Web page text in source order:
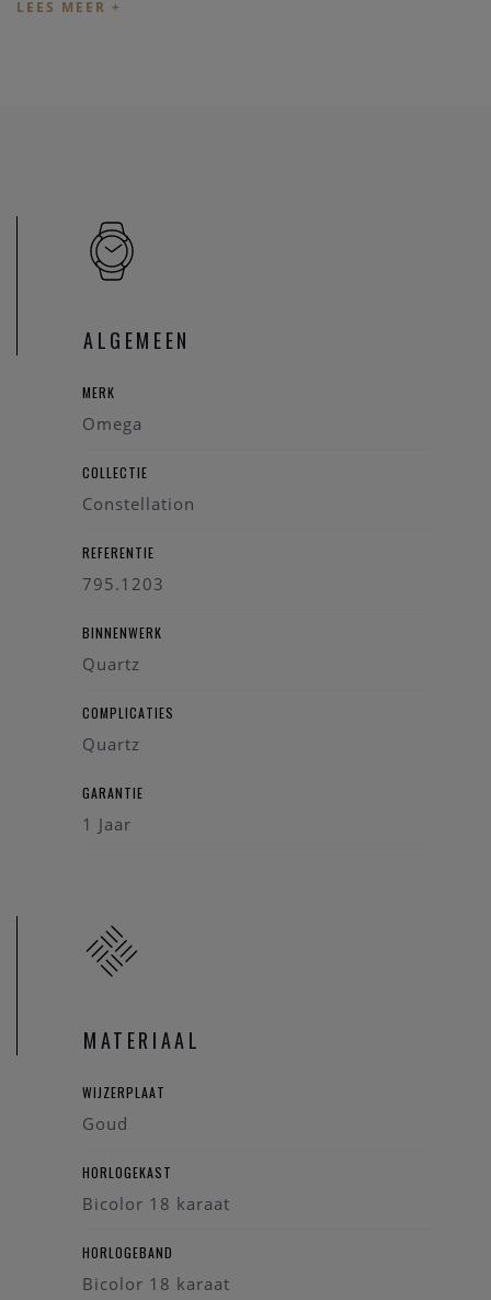
Heeft u verder vragen ivm de aankoop van dit horloge of
wenst u meer informatie ivm de collectie van Omega, kan u
contact
Onze referentie: 90271/999
ALGEMEEN
MERK
Omega
COLLECTIE
Constellation
REFERENTIE
795.1203
BINNENWERK
Quartz
COMPLICATIES
Quartz
GARANTIE
1 Jaar
MATERIAAL
WIJZERPLAAT
Goud
HORLOGEKAST
Bicolor 18 karaat
HORLOGEBAND
Bicolor 18 karaat